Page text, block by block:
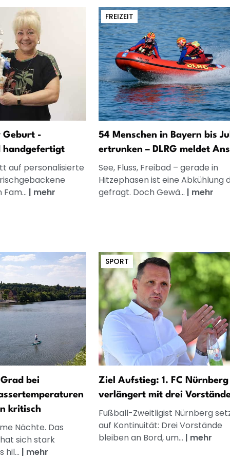
Geburt -
handgefertigt
auf personalisierte
| mehr
FREIZEIT
54 Menschen in Bayern bis
ertrunken – DLRG meldet
See, Fluss, Freibad – gerade in
Hitzephasen ist eine Abkühlung
gefragt. Doch Gewä... | mehr
bei
kritisch
Nächte. Das
sich stark
hil... | mehr
SPORT
Ziel Aufstieg: 1. FC Nürnberg
verlängert mit drei
Fußball-Zweitligist Nürnberg
auf Kontinuität: Drei Vorstände
bleiben an Bord, um... | mehr